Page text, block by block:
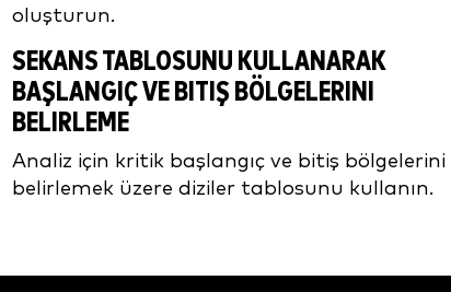
oluşturun.
SEKANS TABLOSUNU KULLANARAK
BAŞLANGIÇ VE BITIŞ BÖLGELERINI
BELIRLEME
Analiz için kritik başlangıç ve bitiş bölgelerini
belirlemek üzere diziler tablosunu kullanın.